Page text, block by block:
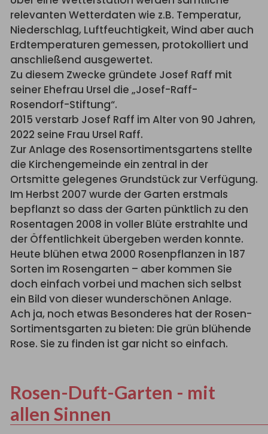
relevanten Wetterdaten wie z.B. Temperatur,
Niederschlag, Luftfeuchtigkeit, Wind aber auch
Erdtemperaturen gemessen, protokolliert und
anschließend ausgewertet.
Zu diesem Zwecke gründete Josef Raff mit
seiner Ehefrau Ursel die „Josef-Raff-
Rosendorf-Stiftung“.
2015 verstarb Josef Raff im Alter von 90 Jahren,
2022 seine Frau Ursel Raff.
Zur Anlage des Rosensortimentsgartens stellte
die Kirchengemeinde ein zentral in der
Ortsmitte gelegenes Grundstück zur Verfügung.
Im Herbst 2007 wurde der Garten erstmals
bepflanzt so dass der Garten pünktlich zu den
Rosentagen 2008 in voller Blüte erstrahlte und
der Öffentlichkeit übergeben werden konnte.
Heute blühen etwa 2000 Rosenpflanzen in 187
Sorten im Rosengarten – aber kommen Sie
doch einfach vorbei und machen sich selbst
ein Bild von dieser wunderschönen Anlage.
Ach ja, noch etwas Besonderes hat der Rosen-
Sortimentsgarten zu bieten: Die grün blühende
Rose. Sie zu finden ist gar nicht so einfach.
Rosen-Duft-Garten - mit
allen Sinnen